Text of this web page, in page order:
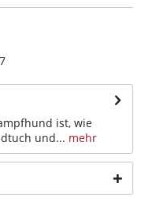
ist, wie
und... mehr